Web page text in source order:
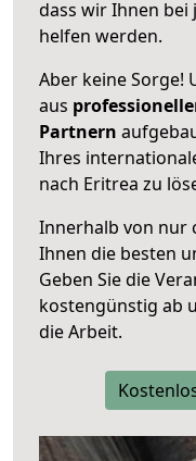
dass wir Ihnen bei
helfen werden.
Aber keine Sorge!
aus
Partnern
Ihres
nach Eritrea zu
Innerhalb von nur
Ihnen die besten
Geben Sie die
kostengünstig ab
die Arbeit.